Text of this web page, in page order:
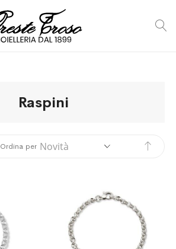
Raspini
Ordina per